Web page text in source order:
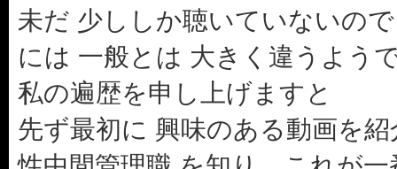
未だ 少ししか聴いていないの
には 一般とは 大きく違うよう
私の遍歴を申し上げますと
先ず最初に 興味のある動画を